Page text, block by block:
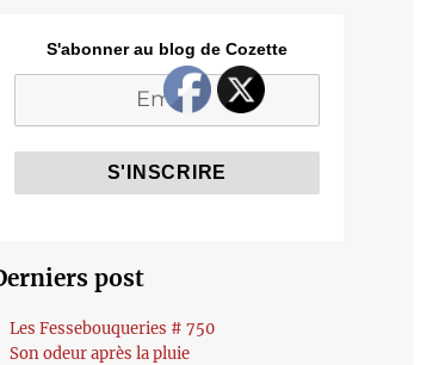
S'abonner au blog de Cozette
post
Les Fessebouqueries # 750
Son odeur après la pluie